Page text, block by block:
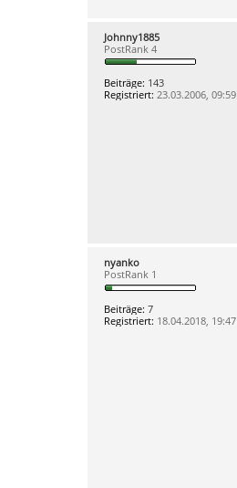
Johnny1885
PostRank 4
Beiträge: 143
Registriert: 23.03.2006, 09:59
nyanko
PostRank 1
Beiträge: 7
Registriert: 18.04.2018, 19:47